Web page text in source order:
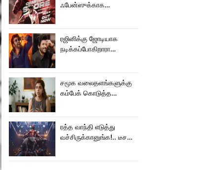
ஃபேன்ஸுக்காக
ரஜினிக்கு ஜோடியாக
நடிக்கப்போகிறாரா
சமூக வலைதளங்களுக்கு
கம்பேக் கொடுத்த
ரத்த வாந்தி எடுத்து
வச்சிருக்கானுங்க!.. டீசரை